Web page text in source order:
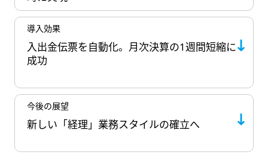
導入効果
入出金伝票を自動化。月次決算の1週間短縮に
成功
今後の展望
新しい「経理」業務スタイルの確立へ